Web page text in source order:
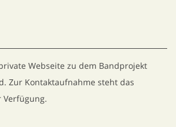
Webseite zu dem Bandprojekt
Zur Kontaktaufnahme steht das